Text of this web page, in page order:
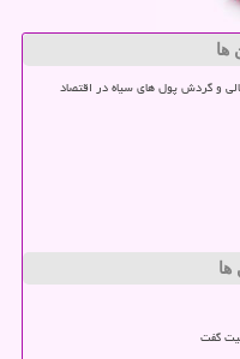
ها
و گردش پول های سیاه در اقتصاد
ها
گفت